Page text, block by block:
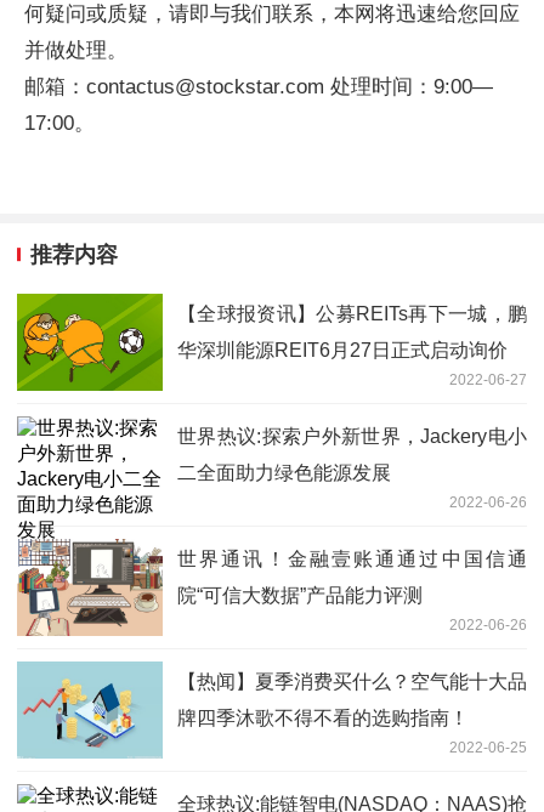
何疑问或质疑，请即与我们联系，本网将迅速给您回应
并做处理。
邮箱：contactus@stockstar.com 处理时间：9:00—
17:00。
推荐内容
【全球报资讯】公募REITs再下一城，鹏
华深圳能源REIT6月27日正式启动询价
2022-06-27
世界热议:探索户外新世界，Jackery电小
二全面助力绿色能源发展
2022-06-26
世界通讯！金融壹账通通过中国信通
院“可信大数据”产品能力评测
2022-06-26
【热闻】夏季消费买什么？空气能十大品
牌四季沐歌不得不看的选购指南！
2022-06-25
全球热议:能链智电(NASDAQ：NAAS)抢